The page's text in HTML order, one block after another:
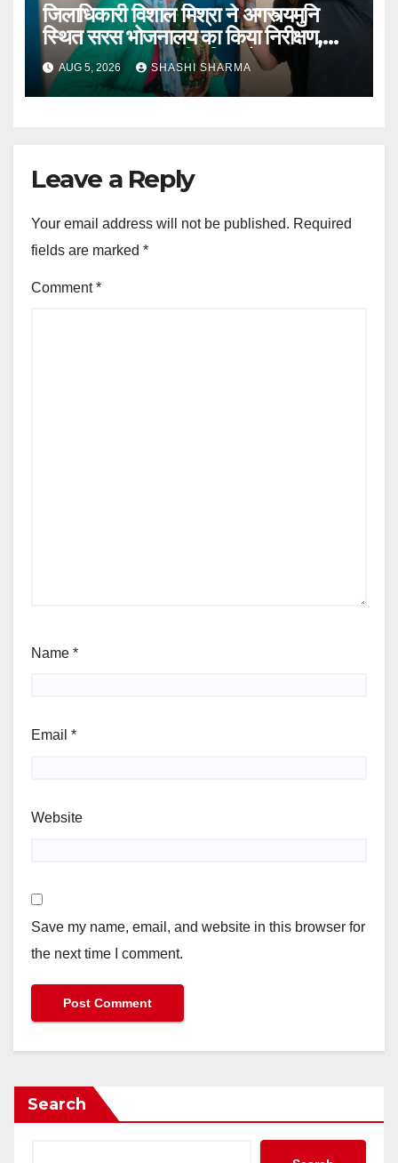
जिलाधिकारी विशाल मिश्रा ने अगस्त्यमुनि
स्थित सरस भोजनालय का किया निरीक्षण,
स्वयं सहायता समूह की महिलाओं का बढ़ाया
उत्साह
AUG 5, 2026 SHASHI SHARMA
Leave a Reply
Your email address will not be published. Required
fields are marked *
Comment*
Name *
Email *
Website
Save my name, email, and website in this browser for
the next time I comment.
Search